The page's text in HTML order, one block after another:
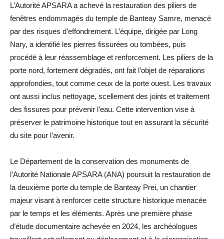
L’Autorité APSARA a achevé la restauration des piliers de
fenêtres endommagés du temple de Banteay Samre, menacé
par des risques d’effondrement. L’équipe, dirigée par Long
Nary, a identifié les pierres fissurées ou tombées, puis
procédé à leur réassemblage et renforcement. Les piliers de la
porte nord, fortement dégradés, ont fait l’objet de réparations
approfondies, tout comme ceux de la porte ouest. Les travaux
ont aussi inclus nettoyage, scellement des joints et traitement
des fissures pour prévenir l’eau. Cette intervention vise à
préserver le patrimoine historique tout en assurant la sécurité
du site pour l’avenir.
Le Département de la conservation des monuments de
l’Autorité Nationale APSARA (ANA) poursuit la restauration de
la deuxième porte du temple de Banteay Prei, un chantier
majeur visant à renforcer cette structure historique menacée
par le temps et les éléments. Après une première phase
d’étude documentaire achevée en 2024, les archéologues